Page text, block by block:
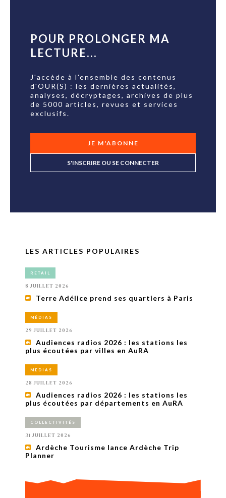
POUR PROLONGER MA
LECTURE...
J'accède à l'ensemble des contenus
d'OUR(S) : les dernières actualités,
analyses, décryptages, archives de plus
de 5000 articles, revues et services
exclusifs.
JE M'ABONNE
S'INSCRIRE OU SE CONNECTER
LES ARTICLES POPULAIRES
RETAIL
8 JUILLET 2026
Terre Adélice prend ses quartiers à Paris
MÉDIAS
29 JUILLET 2026
Audiences radios 2026 : les stations les
plus écoutées par villes en AuRA
MÉDIAS
28 JUILLET 2026
Audiences radios 2026 : les stations les
plus écoutées par départements en AuRA
COLLECTIVITÉS
31 JUILLET 2026
Ardèche Tourisme lance Ardèche Trip
Planner